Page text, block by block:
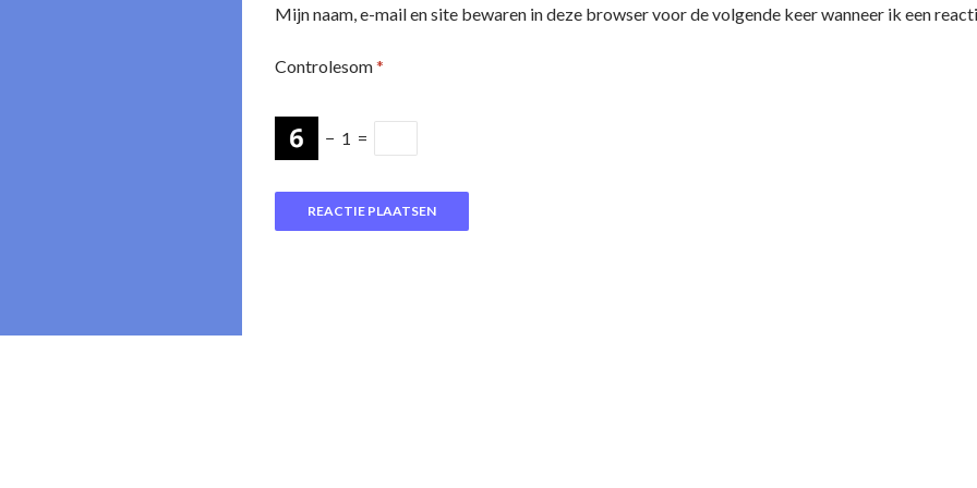
Mijn naam, e-mail en site bewaren in deze browser voor de volgende keer wanneer ik een
Controlesom*
− 1 =